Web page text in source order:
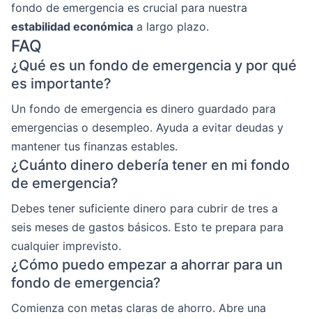
fondo de emergencia es crucial para nuestra
estabilidad económica a largo plazo.
FAQ
¿Qué es un fondo de emergencia y por qué
es importante?
Un fondo de emergencia es dinero guardado para
emergencias o desempleo. Ayuda a evitar deudas y
mantener tus finanzas estables.
¿Cuánto dinero debería tener en mi fondo
de emergencia?
Debes tener suficiente dinero para cubrir de tres a
seis meses de gastos básicos. Esto te prepara para
cualquier imprevisto.
¿Cómo puedo empezar a ahorrar para un
fondo de emergencia?
Comienza con metas claras de ahorro. Abre una